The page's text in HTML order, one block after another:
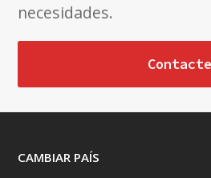
necesidades.
Contacte
CAMBIAR PAÍS